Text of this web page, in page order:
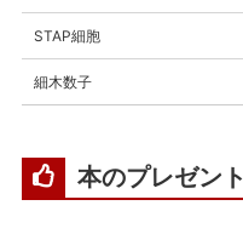
STAP細胞
細木数子
本のプレゼント